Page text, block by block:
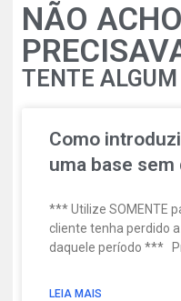
NÃO
TENTE ALGUM
Como
uma base sem
*** Utilize SOMENTE
cliente tenha perdido
daquele período ***
LEIA MAIS